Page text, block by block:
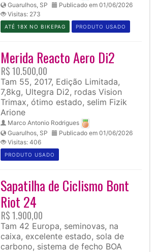
Guarulhos, SP
Publicado em 01/06/2026
Visitas: 273
ATÉ 18X NO BIKEPAG PRODUTO USADO
Merida Reacto Aero Di2
R$ 10.500,00
Tam 55, 2017, Edição Limitada,
7,8kg, Ultegra Di2, rodas Vision
Trimax, ótimo estado, selim Fizik
Arione
Marco Antonio Rodrigues
Guarulhos, SP
Publicado em 01/06/2026
Visitas: 406
PRODUTO USADO
Sapatilha de Ciclismo Bont
Riot 24
R$ 1.900,00
Tam 42 Europa, seminovas, na
caixa, excelente estado, sola de
carbono, sistema de fecho BOA